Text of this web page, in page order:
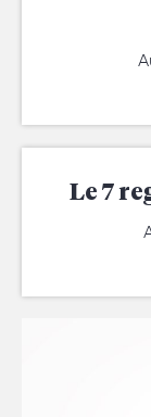
Le 7